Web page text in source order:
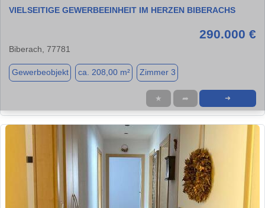
VIELSEITIGE GEWERBEEINHEIT IM HERZEN BIBERACHS
290.000 €
Biberach, 77781
Gewerbeobjekt ca. 208,00 m² Zimmer 3
★ ➦ ➜